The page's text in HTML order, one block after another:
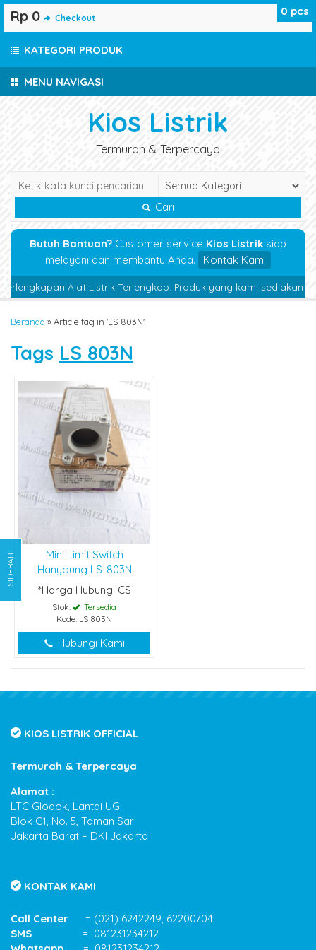
MENU NAVIGASI
Kios Listrik
Termurah & Terpercaya
Cari
Butuh Bantuan? Customer service Kios Listrik siap
melayani dan membantu Anda.
Kontak Kami
Alat Listrik Terlengkap. Produk yang kami sediakan
Beranda »Article tag in 'LS 803N'
Tags LS 803N
Mini Limit Switch
Hanyoung LS-803N
*Harga Hubungi CS
Stok:
Tersedia
Kode: LS 803N
Hubungi Kami
0 pcs
Rp 0 Checkout
KATEGORI PRODUK
SIDEBAR
KIOS LISTRIK OFFICIAL
Termurah & Terpercaya
Alamat :
LTC Glodok, Lantai UG
Blok C1, No. 5, Taman Sari
Jakarta Barat – DKI Jakarta
KONTAK KAMI
Call Center = (021) 6242249, 62200704
SMS = 081231234212